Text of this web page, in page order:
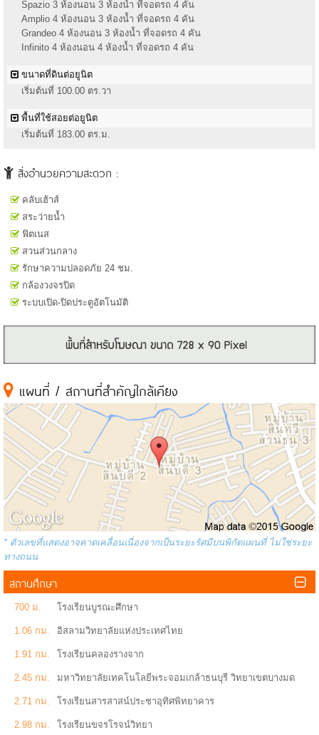
Spazio 3 ห้องนอน 3 ห้องน้ำ ที่จอดรถ 4 คัน
Amplio 4 ห้องนอน 3 ห้องน้ำ ที่จอดรถ 4 คัน
Grandeo 4 ห้องนอน 3 ห้องน้ำ ที่จอดรถ 4 คัน
Infinito 4 ห้องนอน 4 ห้องน้ำ ที่จอดรถ 4 คัน
ขนาดที่ดินต่อยูนิต
เริ่มต้นที่ 100.00 ตร.วา
พื้นที่ใช้สอยต่อยูนิต
เริ่มต้นที่ 183.00 ตร.ม.
สิ่งอำนวยความสะดวก :
คลับเฮ้าส์
สระว่ายน้ำ
ฟิตเนส
สวนส่วนกลาง
รักษาความปลอดภัย 24 ชม.
กล้องวงจรปิด
ระบบเปิด-ปิดประตูอัตโนมัติ
แผนที่ / สถานที่สำคัญใกล้เคียง
* ตัวเลขที่แสดงอาจคาดเคลื่อนเนื่องจากเป็นระยะรัศมีบนพิกัดแผนที่ ไม่ใช่ระยะ
ทางถนน
สถานศึกษา
700 ม. โรงเรียนบูรณะศึกษา
1.06 กม. อิสลามวิทยาลัยแห่งประเทศไทย
1.91 กม. โรงเรียนคลองรางจาก
2.45 กม. มหาวิทยาลัยเทคโนโลยีพระจอมเกล้าธนบุรี วิทยาเขตบางมด
2.71 กม. โรงเรียนสารสาสน์ประชาอุทิศพิทยาคาร
2.98 กม. โรงเรียนขจรโรจน์วิทยา